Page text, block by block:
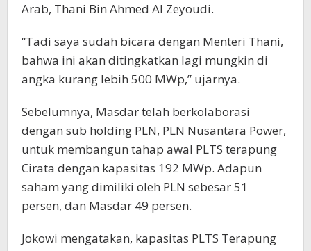
Arab, Thani Bin Ahmed Al Zeyoudi.
“Tadi saya sudah bicara dengan Menteri Thani,
bahwa ini akan ditingkatkan lagi mungkin di
angka kurang lebih 500 MWp,” ujarnya.
Sebelumnya, Masdar telah berkolaborasi
dengan sub holding PLN, PLN Nusantara Power,
untuk membangun tahap awal PLTS terapung
Cirata dengan kapasitas 192 MWp. Adapun
saham yang dimiliki oleh PLN sebesar 51
persen, dan Masdar 49 persen.
Jokowi mengatakan, kapasitas PLTS Terapung